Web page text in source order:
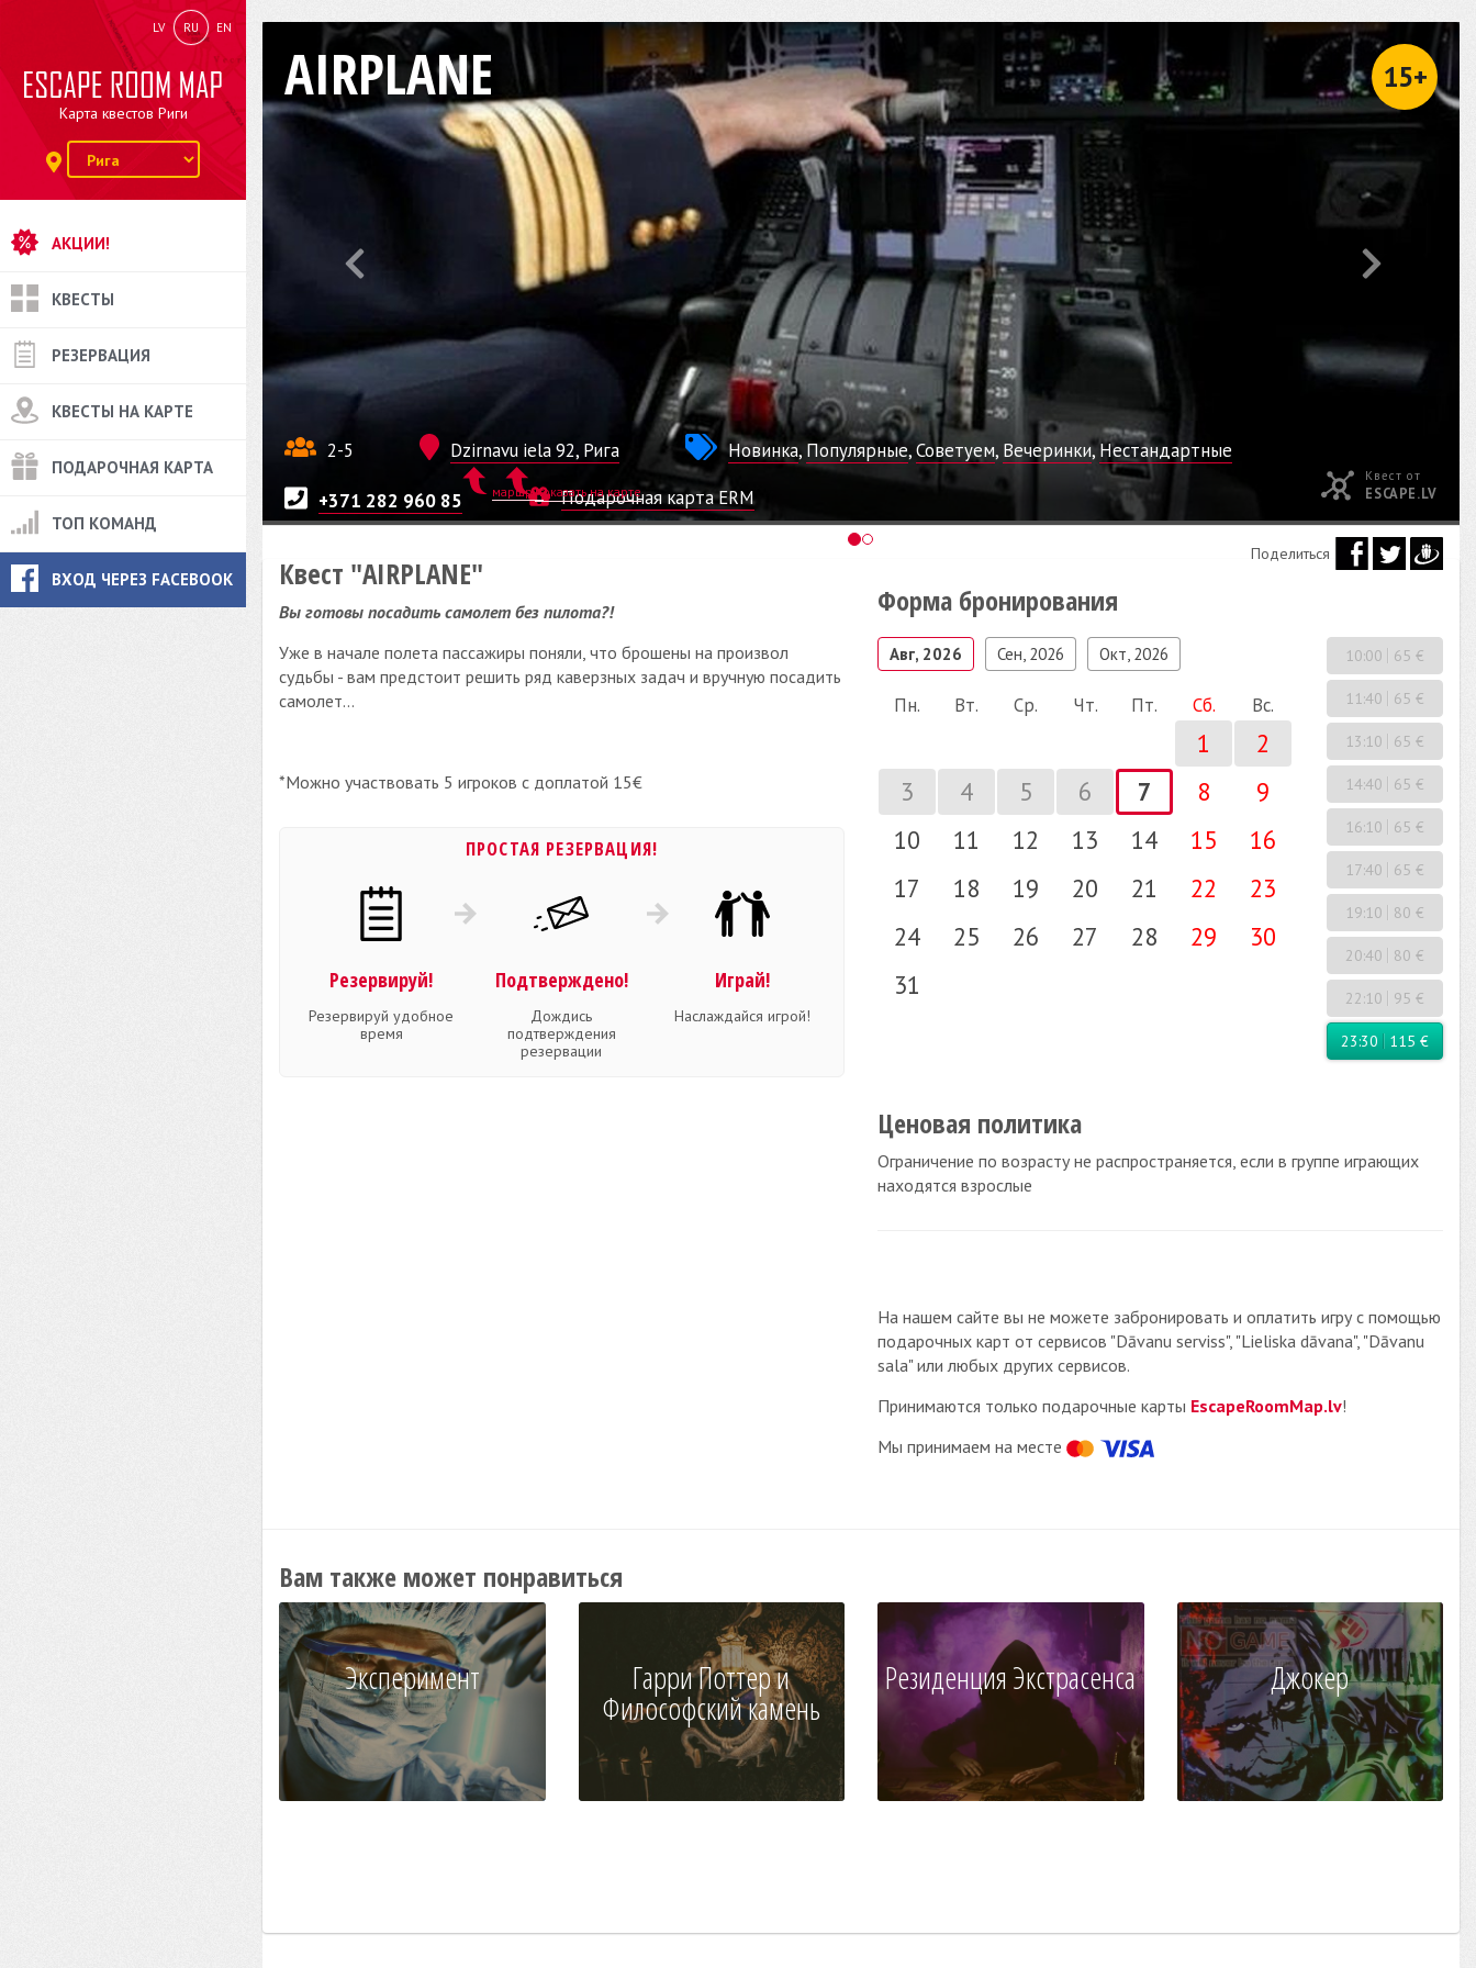
LV RU EN
Карта квестов Риги
АКЦИИ!
КВЕСТЫ
РЕЗЕРВАЦИЯ
КВЕСТЫ НА КАРТЕ
ПОДАРОЧНАЯ КАРТА
ТОП КОМАНД
ВХОД ЧЕРЕЗ FACEBOOK
AIRPLANE 15+
2-5
маршрутпоказать на карте
Dzirnavu iela 92, Рига Новинка, Популярные,Советуем, Вечеринки,Нестандартные
+371 282 960 85 Подарочная карта ERM
Квест от
ESCAPE.LV
Квест "AIRPLANE"
Вы готовы посадить самолет без пилота?!
Уже в начале полета пассажиры поняли, что брошены на произвол
судьбы - вам предстоит решить ряд каверзных задач и вручную посадить
самолет...
*Можно участвовать 5 игроков с доплатой 15€
ПРОСТАЯ РЕЗЕРВАЦИЯ!
Резервируй!
Резервируй удобное
время
Подтверждено!
Дождись
подтверждения
резервации
Играй!
Наслаждайся игрой!
Поделиться
Форма бронирования
Авг, 2026 Сен, 2026 Окт, 2026
Пн. Вт. Ср. Чт. Пт. Сб. Вс.
1
2
3
4 5 6 7 8
9
10
11 12 13 14 15
16
17
18 19 20 21 22
23
24
25 26 27 28 29
30
31
10:00 65 €
11:40 65 €
13:10 65 €
14:40 65 €
16:10 65 €
17:40 65 €
19:10 80 €
20:40 80 €
22:10 95 €
23:30 115 €
Ценовая политика
Ограничение по возрасту не распространяется, если в группе играющих
находятся взрослые
На нашем сайте вы не можете забронировать и оплатить игру с помощью
подарочных карт от сервисов "Dāvanu serviss", "Lieliska dāvana", "Dāvanu
sala" или любых других сервисов.
Принимаются только подарочные карты EscapeRoomMap.lv!
Мы принимаем на месте
Вам также может понравиться
Эксперимент Гарри Поттер и
Философский камень
Резиденция Экстрасенса Джокер